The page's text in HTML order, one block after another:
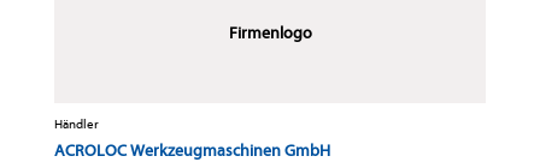
Firmenlogo
Händler
ACROLOC Werkzeugmaschinen GmbH